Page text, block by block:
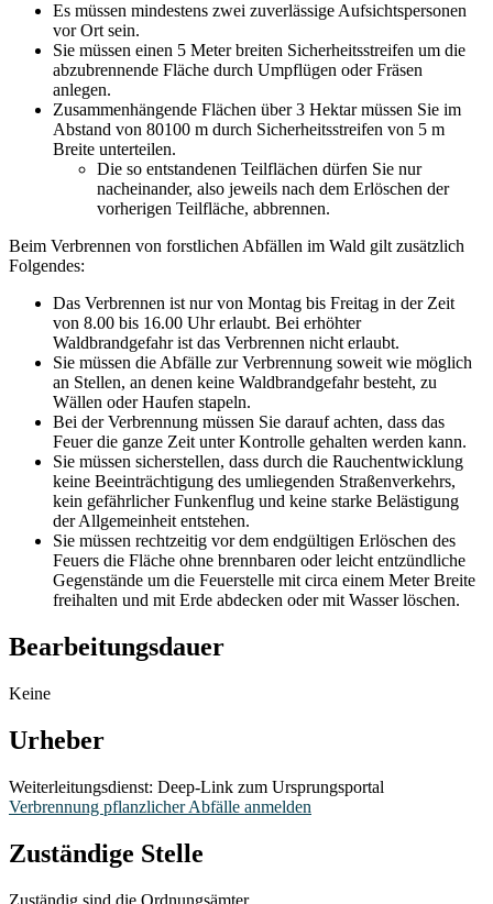
Es müssen mindestens zwei zuverlässige Aufsichtspersonen
vor Ort sein.
Sie müssen einen 5 Meter breiten Sicherheitsstreifen um die
abzubrennende Fläche durch Umpflügen oder Fräsen
anlegen.
Zusammenhängende Flächen über 3 Hektar müssen Sie im
Abstand von 80100 m durch Sicherheitsstreifen von 5 m
Breite unterteilen.
Die so entstandenen Teilflächen dürfen Sie nur
nacheinander, also jeweils nach dem Erlöschen der
vorherigen Teilfläche, abbrennen.
Beim Verbrennen von forstlichen Abfällen im Wald gilt zusätzlich
Folgendes:
Das Verbrennen ist nur von Montag bis Freitag in der Zeit
von 8.00 bis 16.00 Uhr erlaubt. Bei erhöhter
Waldbrandgefahr ist das Verbrennen nicht erlaubt.
Sie müssen die Abfälle zur Verbrennung soweit wie möglich
an Stellen, an denen keine Waldbrandgefahr besteht, zu
Wällen oder Haufen stapeln.
Bei der Verbrennung müssen Sie darauf achten, dass das
Feuer die ganze Zeit unter Kontrolle gehalten werden kann.
Sie müssen sicherstellen, dass durch die Rauchentwicklung
keine Beeinträchtigung des umliegenden Straßenverkehrs,
kein gefährlicher Funkenflug und keine starke Belästigung
der Allgemeinheit entstehen.
Sie müssen rechtzeitig vor dem endgültigen Erlöschen des
Feuers die Fläche ohne brennbaren oder leicht entzündliche
Gegenstände um die Feuerstelle mit circa einem Meter Breite
freihalten und mit Erde abdecken oder mit Wasser löschen.
Bearbeitungsdauer
Keine
Urheber
Weiterleitungsdienst: Deep-Link zum Ursprungsportal
Verbrennung pflanzlicher Abfälle anmelden
Zuständige Stelle
Zuständig sind die Ordnungsämter.